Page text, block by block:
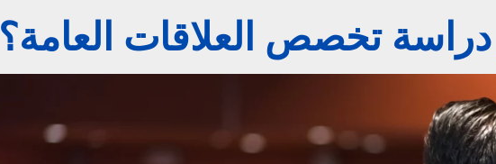
دراسة تخصص العلاقات العامة؟